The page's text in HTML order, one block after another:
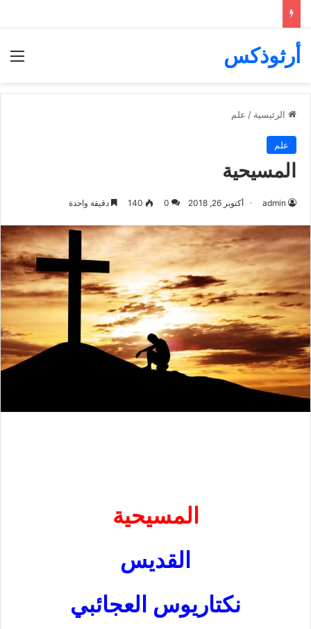
أرثوذكس
الرئيسية / علم
علم
المسيحية
admin أكتوبر 26, 2018 0
140 دقيقة واحدة
المسيحية
القديس
نكتاريوس العجائبي